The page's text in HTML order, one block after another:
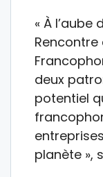
« À
Rencontre
deux
potentiel
planète »,